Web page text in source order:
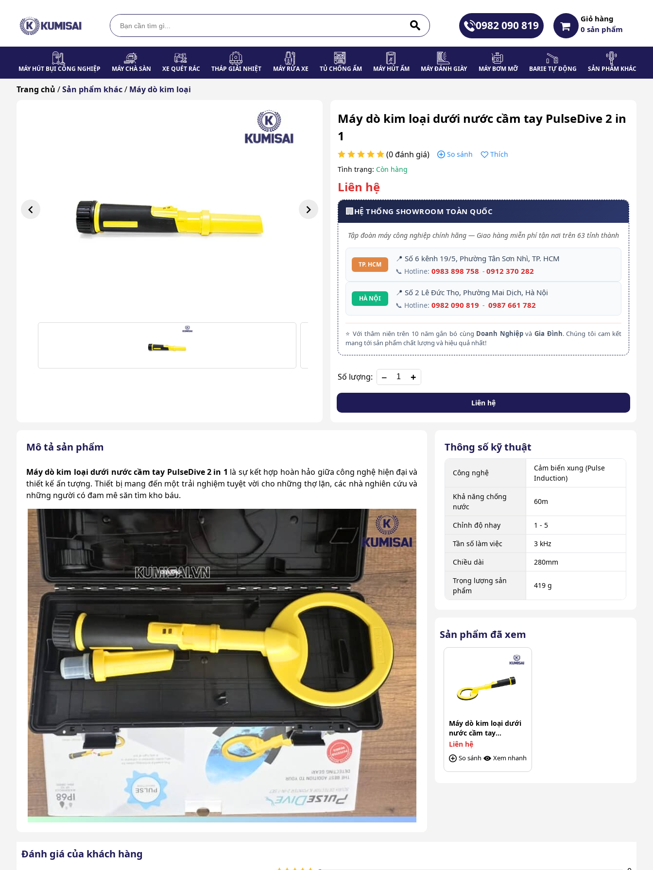
0982 090 819
Giỏ hàng
0sản phẩm
MÁY HÚT BỤI CÔNG NGHIỆP MÁY CHÀ SÀN XE QUÉT RÁC THÁP GIẢI NHIỆT MÁY RỬA XE TỦ CHỐNG ẨM MÁY HÚT ẨM MÁY ĐÁNH GIÀY MÁY BƠM MỠ BARIE TỰ ĐỘNG SẢN PHẨM KHÁC
Trang chủ / Sản phẩm khác / Máy dò kim loại
Máy dò kim loại dưới nước cầm tay PulseDive 2 in
1
(0 đánh giá) So sánh
Thích
Tình trạng: Còn hàng
Liên hệ
🏢HỆ THỐNG SHOWROOM TOÀN QUỐC
Tập đoàn máy công nghiệp chính hãng — Giao hàng miễn phí tận nơi trên 63 tỉnh thành
TP. HCM
📍 Số 6 kênh 19/5, Phường Tân Sơn Nhì, TP. HCM
📞 Hotline: 0983 898 758 - 0912 370 282
HÀ NỘI
📍 Số 2 Lê Đức Thọ, Phường Mai Dịch, Hà Nội
📞 Hotline: 0982 090 819 - 0987 661 782
⭐ Với thâm niên trên 10 năm gắn bó cùng Doanh NghiệpvàGia Đình. Chúng tôi cam kết
mang tới sản phẩm chất lượng và hiệu quả nhất!
Số lượng: +
Liên hệ
Mô tả sản phẩm
Máy dò kim loại dưới nước cầm tay PulseDive 2 in 1 là sự kết hợp hoàn hảo giữa công nghệ hiện đại và
thiết kế ấn tượng. Thiết bị mang đến một trải nghiệm tuyệt vời cho những thợ lặn, các nhà nghiên cứu và
những người có đam mê săn tìm kho báu.
Thông số kỹ thuật
Công nghệ
Cảm biến xung (Pulse
Induction)
Khả năng chống
nước
60m
Chỉnh độ nhạy
1 - 5
Tần số làm việc
3 kHz
Chiều dài
280mm
Trọng lượng sản
phẩm
419 g
Sản phẩm đã xem
Máy dò kim loại dưới
nước cầm tay
PulseDive 2 in 1
Liên hệ
So sánh Xem nhanh
Đánh giá của khách hàng